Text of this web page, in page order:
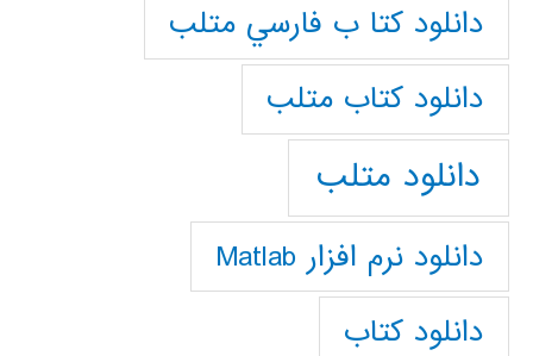
دانلود كتا ب فارسي متلب
دانلود كتاب متلب
دانلود متلب
دانلود نرم افزار Matlab
دانلود کتاب